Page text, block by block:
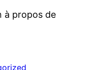
à propos de